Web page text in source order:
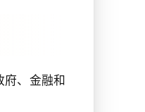
府、金融和